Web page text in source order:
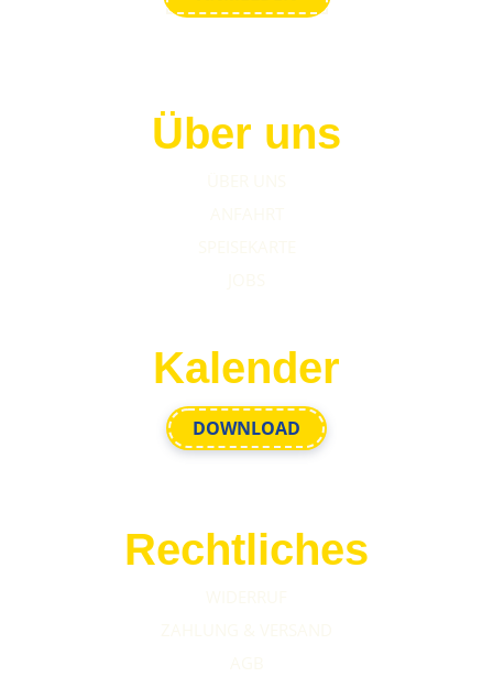
Über uns
Kalender
DOWNLOAD
Rechtliches